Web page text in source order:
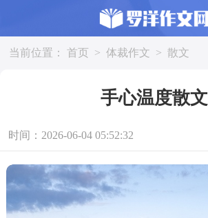
当前位置： 首页 > 体裁作文 > 散文
手心温度散文
时间：2026-06-04 05:52:32